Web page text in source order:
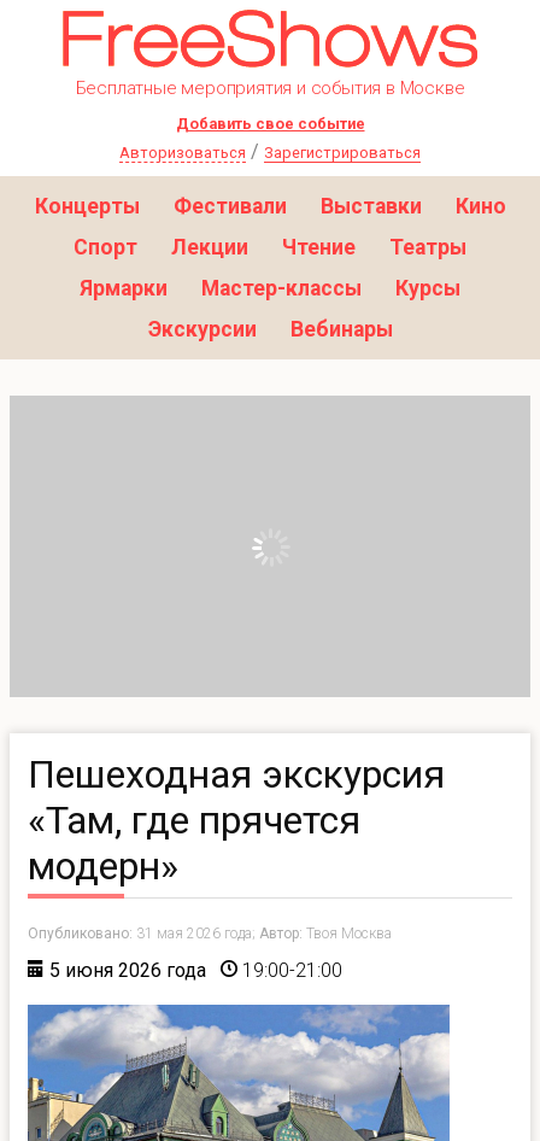
Бесплатные мероприятия и события в Москве
Добавить свое событие
Авторизоваться / Зарегистрироваться
Концерты Фестивали Выставки
Кино
Спорт
Лекции Чтение
Театры
Ярмарки
Мастер-классы
Курсы
Экскурсии
Вебинары
Пешеходная экскурсия
«Там, где прячется
модерн»
Опубликовано: 31 мая 2026 года; Автор: Твоя Москва
5 июня 2026 года 19:00-21:00